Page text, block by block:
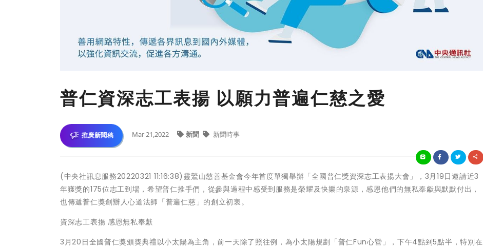
普仁資深志工表揚 以願力普遍仁慈之愛
推廣新聞稿 Mar 21,2022 新聞 新聞時事
(中央社訊息服務20220321 11:16:38)靈鷲山慈善基金會今年首度單獨舉辦「全國普仁獎資深志工表揚大會」，3月19日邀請近3
年獲獎的175位志工到場，希望普仁推手們，從參與過程中感受到服務是榮耀及快樂的泉源，感恩他們的無私奉獻與默默付出，
也傳遞普仁獎創辦人心道法師「普遍仁慈」的創立初衷。
資深志工表揚 感恩無私奉獻
3月20日全國普仁獎頒獎典禮以小太陽為主角，前一天除了照往例，為小太陽規劃「普仁Fun心營」，下午4點到5點半，特別在